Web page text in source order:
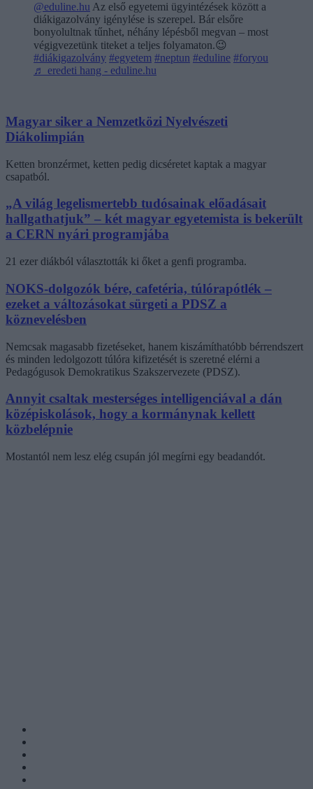
@eduline.hu Az első egyetemi ügyintézések között a
diákigazolvány igénylése is szerepel. Bár elsőre
bonyolultnak tűnhet, néhány lépésből megvan – most
végigvezetünk titeket a teljes folyamaton.😉
#diákigazolvány #egyetem #neptun #eduline #foryou
♬ eredeti hang - eduline.hu
Magyar siker a Nemzetközi Nyelvészeti
Diákolimpián
Ketten bronzérmet, ketten pedig dicséretet kaptak a magyar
csapatból.
„A világ legelismertebb tudósainak előadásait
hallgathatjuk” – két magyar egyetemista is bekerült
a CERN nyári programjába
21 ezer diákból választották ki őket a genfi programba.
NOKS-dolgozók bére, cafetéria, túlórapótlék –
ezeket a változásokat sürgeti a PDSZ a
köznevelésben
Nemcsak magasabb fizetéseket, hanem kiszámíthatóbb bérrendszert
és minden ledolgozott túlóra kifizetését is szeretné elérni a
Pedagógusok Demokratikus Szakszervezete (PDSZ).
Annyit csaltak mesterséges intelligenciával a dán
középiskolások, hogy a kormánynak kellett
közbelépnie
Mostantól nem lesz elég csupán jól megírni egy beadandót.